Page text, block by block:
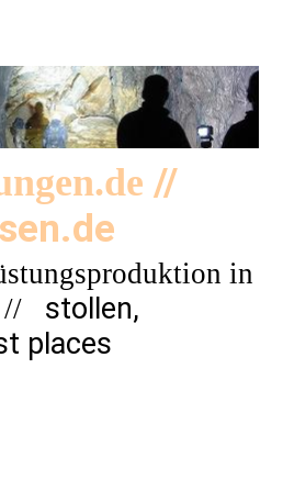
//
in
stollen,
places